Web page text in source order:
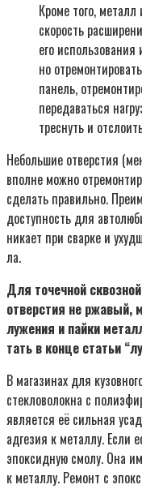
Кро­ме того,
ско­рость
его
но
панель,
пере­да­вать­ся
трес­нуть и
Неболь­шие отвер­стия
вполне мож­но
сде­лать пра­виль­но.
доступ­ность для
ни­ка­ет при свар­ке и
ла.
Для точеч­ной
отвер­стия не ржа­вый,
луже­ния и пай­ки
тать в кон­це ста­тьи
В мага­зи­нах для
стек­ло­во­лок­на с
явля­ет­ся её силь­ная
адге­зия к метал­лу. Если
эпок­сид­ную смо­лу. Она
к метал­лу. Ремонт с